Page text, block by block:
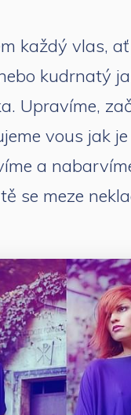
každý vlas,
kudrnatý
Upravíme,
vous jak je
a
se meze